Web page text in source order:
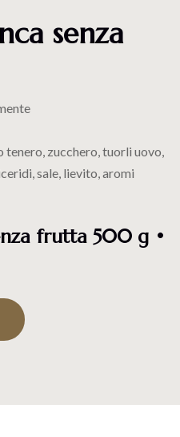
senza
tenero, zucchero, tuorli uovo,
sale, lievito, aromi
frutta 500 g •